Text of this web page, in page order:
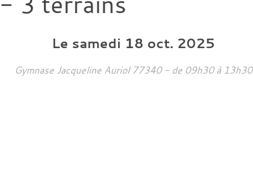
Le samedi 18 oct. 2025
Gymnase Jacqueline Auriol 77340 - de 09h30 à 13h30